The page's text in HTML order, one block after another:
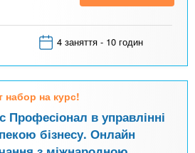
4 заняття - 10 годин
набор на курс!
Професіонал в управлінні
бізнесу. Онлайн